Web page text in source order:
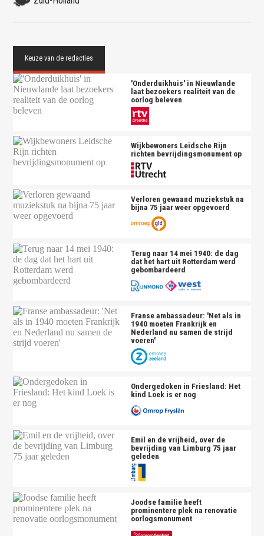
'Onderduikhuis' in Nieuwlande
laat bezoekers realiteit van de
oorlog beleven
Wijkbewoners Leidsche Rijn
richten bevrijdingsmonument op
Verloren gewaand muziekstuk na
bijna 75 jaar weer opgevoerd
Terug naar 14 mei 1940: de dag
dat het hart uit Rotterdam werd
gebombardeerd
Franse ambassadeur: 'Net als in
1940 moeten Frankrijk en
Nederland nu samen de strijd
voeren'
Ondergedoken in Friesland: Het
kind Loek is er nog
Emil en de vrijheid, over de
bevrijding van Limburg 75 jaar
geleden
Joodse familie heeft
prominentere plek na renovatie
oorlogsmonument